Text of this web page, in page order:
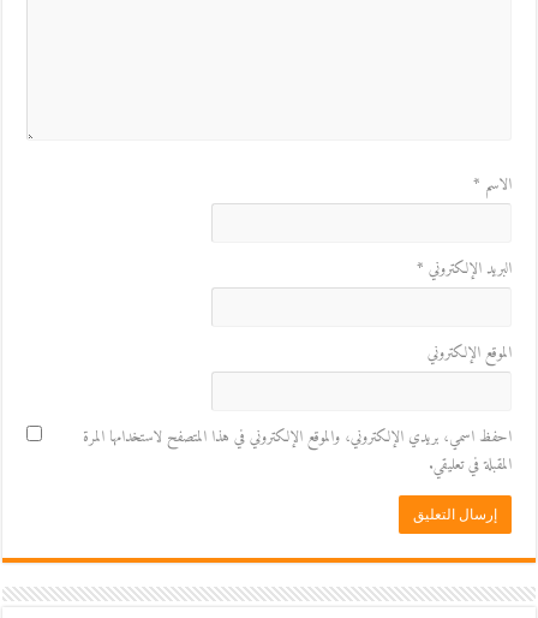
الاسم *
البريد الإلكتروني *
الموقع الإلكتروني
احفظ اسمي، بريدي الإلكتروني، والموقع الإلكتروني في هذا المتصفح لاستخدامها المرة
المقبلة في تعليقي.